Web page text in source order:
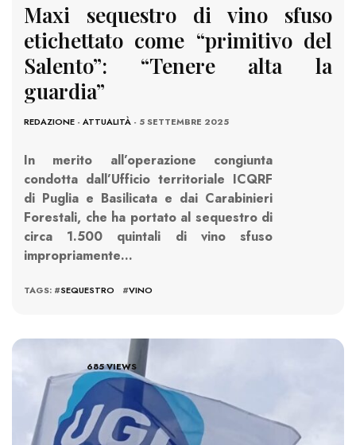
Maxi sequestro di vino sfuso
etichettato come “primitivo del
Salento”: “Tenere alta la
guardia”
REDAZIONE - ATTUALITÀ - 5 SETTEMBRE 2025
In merito all’operazione congiunta
condotta dall’Ufficio territoriale ICQRF
di Puglia e Basilicata e dai Carabinieri
Forestali, che ha portato al sequestro di
circa 1.500 quintali di vino sfuso
impropriamente…
TAGS: #SEQUESTRO #VINO
685 VIEWS